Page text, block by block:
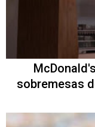
sobremesas